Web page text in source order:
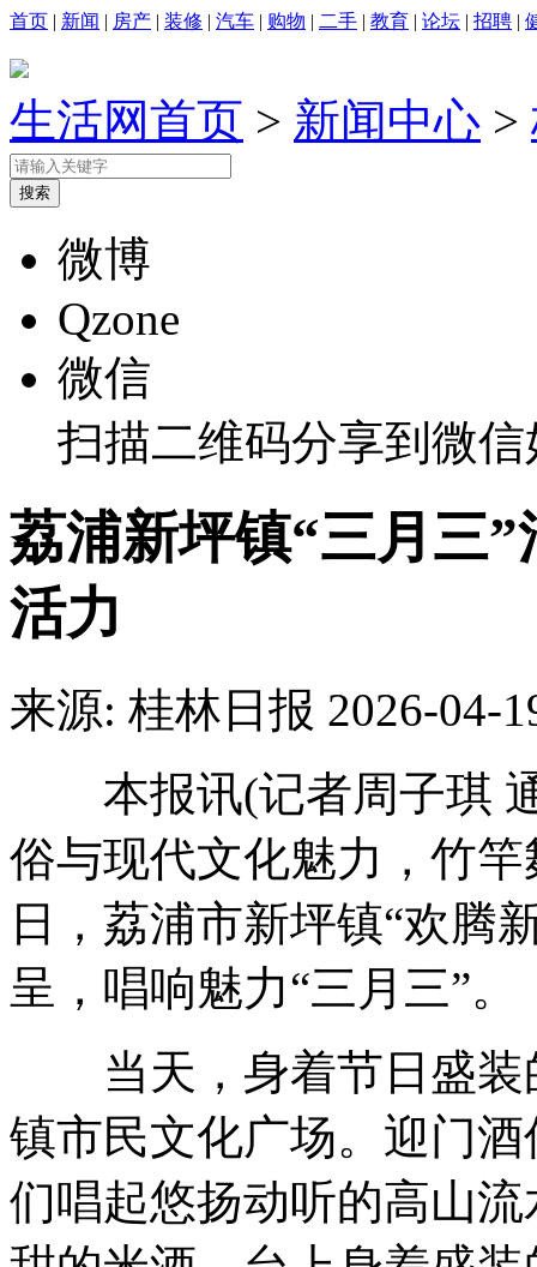
首页 | 新闻 | 房产 | 装修 | 汽车 | 购物 | 二手 | 教育 | 论坛 | 招聘 |
生活网首页 > 新闻中心 >
微博
Qzone
微信
扫描二维码分享到微
荔浦新坪镇“三月三
活力
来源: 桂林日报 2026-04-
本报讯(记者周子琪 通
俗与现代文化魅力，竹
日，荔浦市新坪镇“欢腾
呈，唱响魅力“三月三”。
当天，身着节日盛装
镇市民文化广场。迎门
们唱起悠扬动听的高山